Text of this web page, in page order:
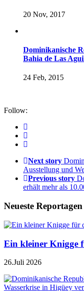
20 Nov, 2017
Dominikanische
Bahia de Las
24 Feb, 2015
Follow:
Next story
Ausstellung und
Previous story
erhält mehr als
Neueste Reportagen
Ein kleiner Knigge
26.Juli 2026